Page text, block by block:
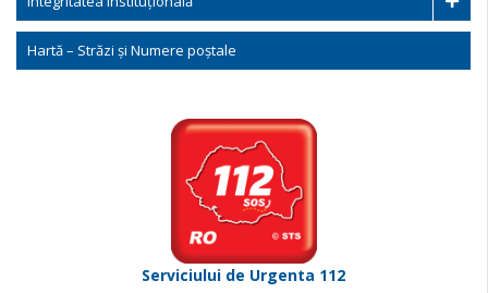
Hartă – Străzi și Numere poștale
Serviciului de Urgenta 112